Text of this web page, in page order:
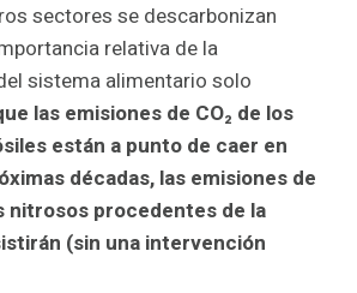
sectores se descarbonizan
relativa de la
sistema alimentario solo
las emisiones de CO₂ de los
están a punto de caer en
décadas, las emisiones de
nitrosos procedentes de la
(sin una intervención